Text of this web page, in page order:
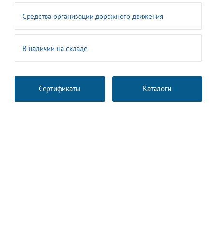
Средства организации дорожного движения
В наличии на складе
Сертификаты Каталоги